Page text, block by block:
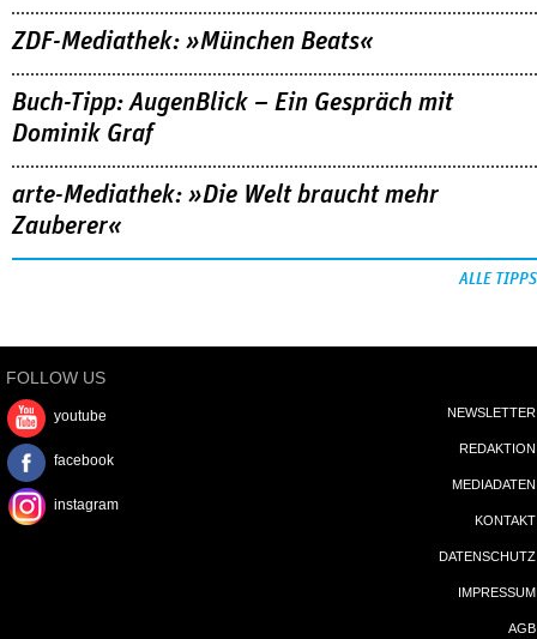
ZDF-Mediathek: »München Beats«
Buch-Tipp: AugenBlick – Ein Gespräch mit
Dominik Graf
arte-Mediathek: »Die Welt braucht mehr
Zauberer«
ALLE TIPPS
FOLLOW US
youtube
facebook
instagram
NEWSLETTER
REDAKTION
MEDIADATEN
KONTAKT
DATENSCHUTZ
IMPRESSUM
AGB